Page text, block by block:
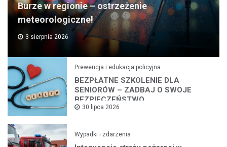
Burze w regionie – ostrzeżenie
meteorologiczne!
3 sierpnia 2026
Prewencja i edukacja policyjna
BEZPŁATNE SZKOLENIE DLA
SENIORÓW – ZADBAJ O SWOJE
BEZPIECZEŃSTWO
30 lipca 2026
Wypadki i zdarzenia